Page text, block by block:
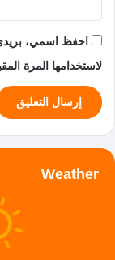
احفظ اسمي، بريدي
لاستخدامها المرة
Weather